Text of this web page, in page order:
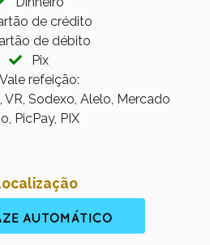
de crédito
de débito
Pix
refeição:
Sodexo, Alelo, Mercado
PicPay, PIX